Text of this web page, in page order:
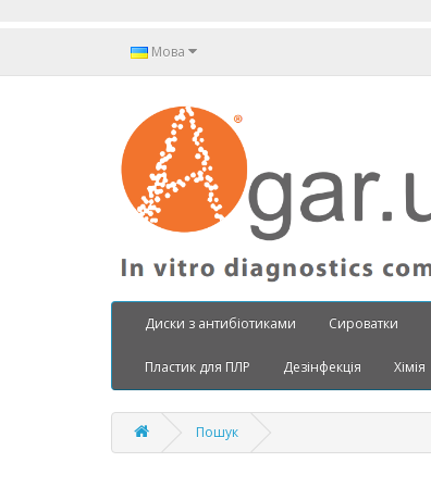
Мова
Диски з антибіотиками Сироватки
Пластик для ПЛР Дезінфекція Хімія
Пошук